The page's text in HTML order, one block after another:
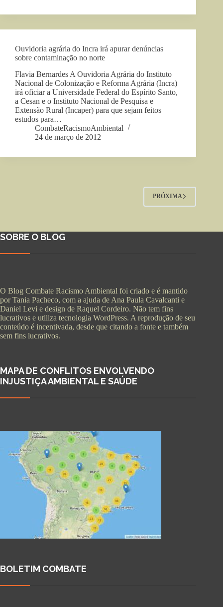
Ouvidoria agrária do Incra irá apurar denúncias
sobre contaminação no norte
Flavia Bernardes A Ouvidoria Agrária do Instituto
Nacional de Colonização e Reforma Agrária (Incra)
irá oficiar a Universidade Federal do Espírito Santo,
a Cesan e o Instituto Nacional de Pesquisa e
Extensão Rural (Incaper) para que sejam feitos
estudos para…
CombateRacismoAmbiental
24 de março de 2012
PRÓXIMA
SOBRE O BLOG
O Blog Combate Racismo Ambiental foi criado e é mantido
por Tania Pacheco, com a ajuda de Ana Paula Cavalcanti e
Daniel Levi e design de Raquel Cordeiro. Não tem fins
lucrativos e utiliza tecnologia WordPress. A reprodução de seu
conteúdo é incentivada, desde que citando a fonte e também
sem fins lucrativos.
MAPA DE CONFLITOS ENVOLVENDO
INJUSTIÇA AMBIENTAL E SAÚDE
BOLETIM COMBATE